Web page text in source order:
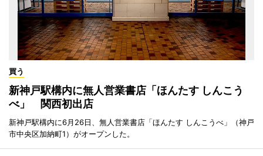
買う
新神戸駅構内に無人営業書店「ほんたす しんこう
べ」 関西初出店
新神戸駅構内に6月26日、無人営業書店「ほんたす しんこうべ」（神戸
市中央区加納町1）がオープンした。